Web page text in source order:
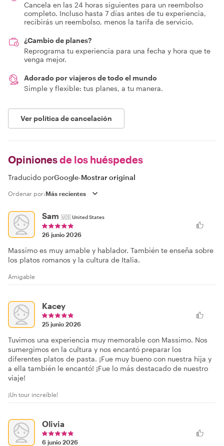
Cancela en las 24 horas siguientes para un reembolso
completo. Incluso hasta 7 días antes de tu experiencia,
recibirás un reembolso, menos la tarifa de servicio.
¿Cambio de planes?
Reprograma tu experiencia para una fecha y hora que te
venga mejor.
Adorado por viajeros de todo el mundo
Simple y flexible: tus planes, a tu manera.
Ver política de cancelación
Opinionesde los huéspedes
Traducido porGoogle-Mostrar original
Ordenar por:
Sam 🇺🇸United States
26 junio 2026
Massimo es muy amable y hablador. También te enseña sobre
los platos romanos y la cultura de Italia.
Amigable
Kacey
25 junio 2026
Tuvimos una experiencia muy memorable con Massimo. Nos
sumergimos en la cultura y nos encantó preparar los
diferentes platos de pasta. ¡Fue muy bueno con nuestra hija y
a ella también le encantó! ¡Fue lo más destacado de nuestro
viaje!
¡Un tour increíble!
Olivia
6 junio 2026